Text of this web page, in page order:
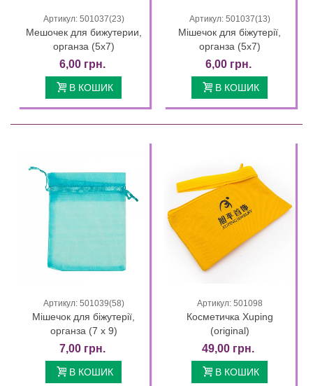
Артикул: 501037(23)
Мешочек для бижутерии,
органза (5х7)
6,00 грн.
В КОШИК
Артикул: 501037(13)
Мішечок для біжутерії,
органза (5х7)
6,00 грн.
В КОШИК
Артикул: 501039(58)
Мішечок для біжутерії,
органза (7 х 9)
7,00 грн.
В КОШИК
Артикул: 501098
Косметичка Xuping
(original)
49,00 грн.
В КОШИК